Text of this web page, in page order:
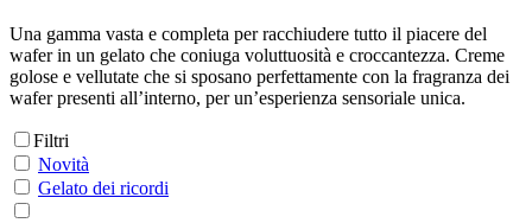
Una gamma vasta e completa per racchiudere tutto il piacere del
wafer in un gelato che coniuga voluttuosità e croccantezza. Creme
golose e vellutate che si sposano perfettamente con la fragranza dei
wafer presenti all’interno, per un’esperienza sensoriale unica.
Filtri
Novità
Gelato dei ricordi